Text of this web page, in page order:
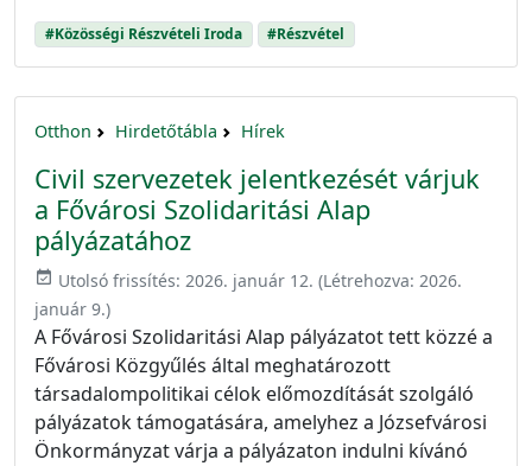
#Közösségi Részvételi Iroda #Részvétel
Otthon Hirdetőtábla Hírek
Civil szervezetek jelentkezését várjuk
a Fővárosi Szolidaritási Alap
pályázatához
event_available Utolsó frissítés: 2026. január 12. (Létrehozva: 2026.
január 9.)
A Fővárosi Szolidaritási Alap pályázatot tett közzé a
Fővárosi Közgyűlés által meghatározott
társadalompolitikai célok előmozdítását szolgáló
pályázatok támogatására, amelyhez a Józsefvárosi
Önkormányzat várja a pályázaton indulni kívánó